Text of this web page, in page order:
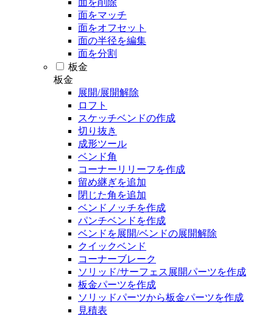
面を削除
面をマッチ
面をオフセット
面の半径を編集
面を分割
板金
板金
展開/展開解除
ロフト
スケッチベンドの作成
切り抜き
成形ツール
ベンド角
コーナーリリーフを作成
留め継ぎを追加
閉じた角を追加
ベンドノッチを作成
パンチベンドを作成
ベンドを展開/ベンドの展開解除
クイックベンド
コーナーブレーク
ソリッド/サーフェス展開パーツを作成
板金パーツを作成
ソリッドパーツから板金パーツを作成
見積表